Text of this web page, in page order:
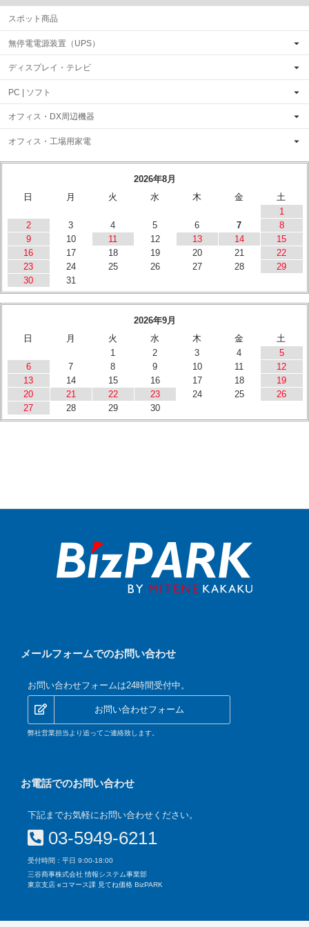
スポット商品
無停電電源装置（UPS）
ディスプレイ・テレビ
PC | ソフト
オフィス・DX周辺機器
オフィス・工場用家電
2026年8月
日
月 火 水 木 金
土
1
2
3 4 5 6 7
8
9
10 11 12 13 14
15
16
17 18 19 20 21
22
23
24 25 26 27 28
29
30
31
2026年9月
日
月 火 水 木 金
土
1
2 3 4
5
6
7 8 9 10 11
12
13
14 15 16 17 18
19
20
21 22 23 24 25
26
27
28 29 30
メールフォームでのお問い合わせ
お問い合わせフォームは24時間受付中。
お問い合わせフォーム
弊社営業担当より追ってご連絡致します。
お電話でのお問い合わせ
下記までお気軽にお問い合わせください。
03-5949-6211
受付時間：平日 9:00-18:00
三谷商事株式会社 情報システム事業部
東京支店 eコマース課 見てね価格 BizPARK